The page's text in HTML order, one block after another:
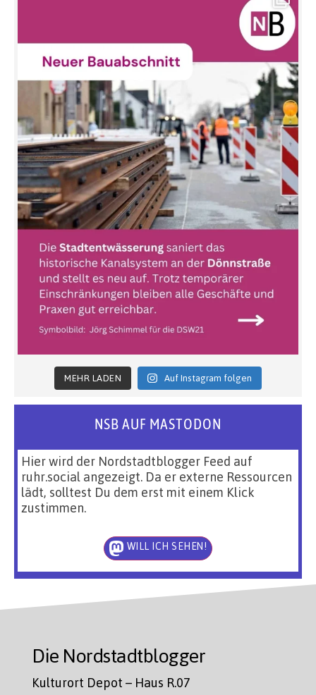
MEHR LADEN Auf Instagram folgen
NSB AUF MASTODON
Hier wird der Nordstadtblogger Feed auf
ruhr.social angezeigt. Da er externe Ressourcen
lädt, solltest Du dem erst mit einem Klick
zustimmen.
WILL ICH SEHEN!
Die Nordstadtblogger
Kulturort Depot – Haus R.07